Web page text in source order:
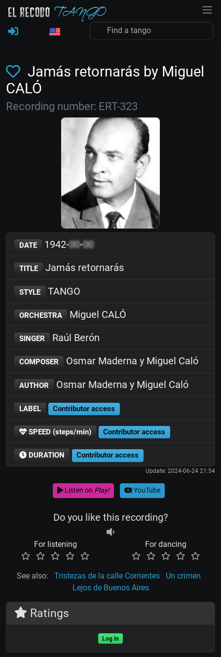
Jamás retornarás by Miguel
CALÓ
Recording number: ERT-323
DATE 1942-00-00
TITLE Jamás retornarás
STYLE TANGO
ORCHESTRA Miguel CALÓ
SINGER Raúl Berón
COMPOSER Osmar Maderna y Miguel Caló
AUTHOR Osmar Maderna y Miguel Caló
LABEL Contributor access
SPEED (steps/min) Contributor access
DURATION Contributor access
Update: 2024-06-24 21:54
Listen on Play! YouTube
Do you like this recording?
For listening For dancing
See also: Tristezas de la calle Corrientes
Un crimen
Lejos de Buenos Aires
Ratings
Log in